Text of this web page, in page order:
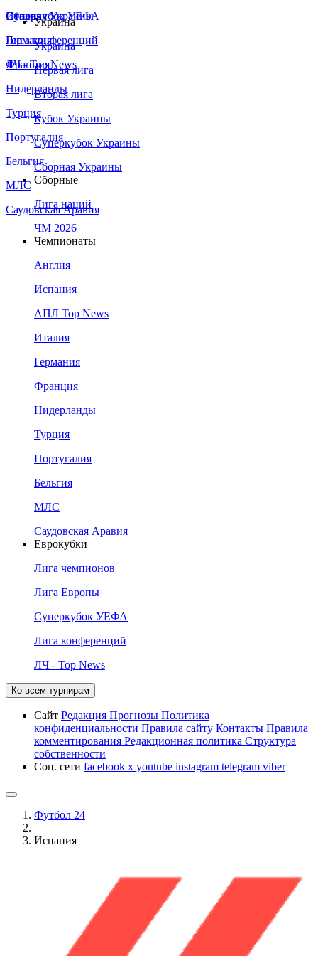
Сборная Украины
Италия
Германия
Франция
Нидерланды
Турция
Португалия
Бельгия
МЛС
Саудовская Аравия
Суперкубок УЕФА
Лига конференций
ЛЧ - Top News
Украина
Украина
Первая лига
Вторая лига
Кубок Украины
Суперкубок Украины
Сборная Украины
Сборные
Лига наций
ЧМ 2026
Чемпионаты
Англия
Испания
АПЛ Top News
Италия
Германия
Франция
Нидерланды
Турция
Португалия
Бельгия
МЛС
Саудовская Аравия
Еврокубки
Лига чемпионов
Лига Европы
Суперкубок УЕФА
Лига конференций
ЛЧ - Top News
Ко всем турнирам
Сайт Редакция Прогнозы Политика
конфиденциальности Правила сайту Контакты Правила
комментирования Редакционная политика Структура
собственности
Соц. сети facebook x youtube instagram telegram viber
Футбол 24
Испания